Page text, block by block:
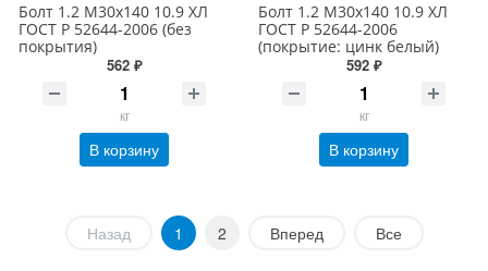
Болт 1.2 М30х140 10.9 ХЛ
ГОСТ Р 52644-2006 (без
покрытия)
562 ₽
кг
В корзину
Болт 1.2 М30х140 10.9 ХЛ
ГОСТ Р 52644-2006
(покрытие: цинк белый)
592 ₽
кг
В корзину
Назад 1 2 Вперед Все